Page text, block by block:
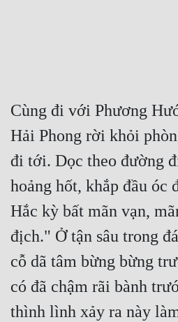
Cung Đấu
Cổ Đại
Du Hí
Dã Sử
Dị Giới
Cùng đi với Phương
Hải Phong rời khỏi
đi tới. Dọc theo đường
hoảng hốt, khắp đầu óc
Hắc kỳ bất mãn vạn,
địch." Ở tận sâu trong
cỗ dã tâm bừng bừng
có đã chậm rãi bành
thình lình xảy ra này